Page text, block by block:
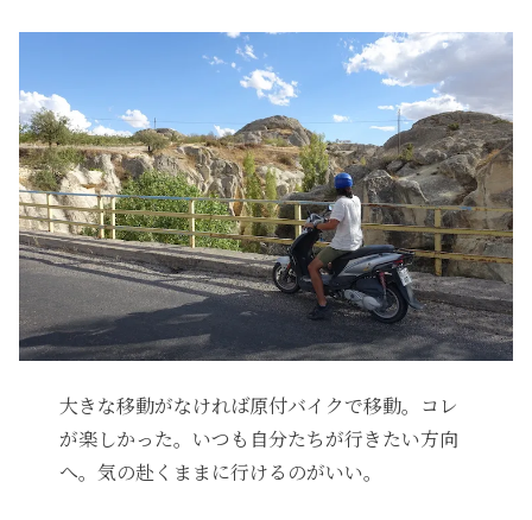
大きな移動がなければ原付バイクで移動。コレ
が楽しかった。いつも自分たちが行きたい方向
へ。気の赴くままに行けるのがいい。